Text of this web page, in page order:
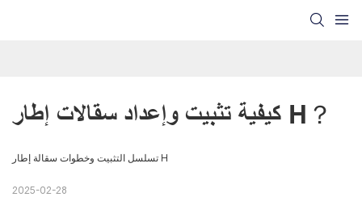
كيفية تثبيت وإعداد سقالات إطار H？
تسلسل التثبيت وخطوات سقالة إطار H
2025-02-28